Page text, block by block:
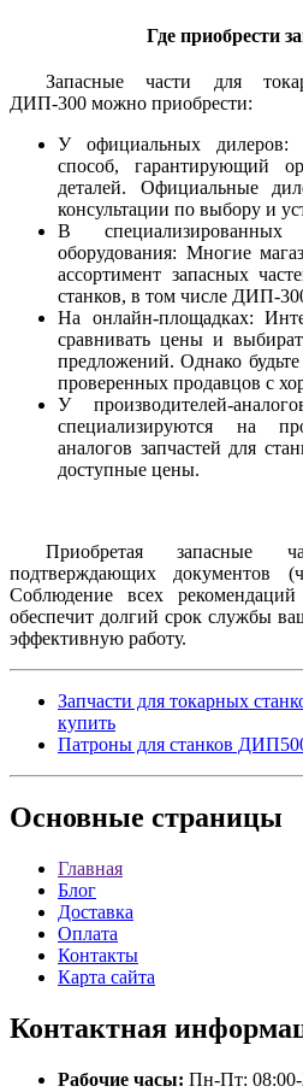
Где приобрести
Запасные части для
ДИП-300 можно приобрести:
У официальных дилеров:
способ, гарантирующий
деталей. Официальные
консультации по выбору и
В специализированных
оборудования: Многие
ассортимент запасных
станков, в том числе ДИП-
На онлайн-площадках:
сравнивать цены и
предложений. Однако
проверенных продавцов с
У производителей-
специализируются на
аналогов запчастей для
доступные цены.
Приобретая запасные
подтверждающих документов
Соблюдение всех
обеспечит долгий срок службы
эффективную работу.
Запчасти для токарных
купить
Патроны для станков
Основные страницы
Главная
Блог
Доставка
Оплата
Контакты
Карта сайта
Контактная
Рабочие часы: Пн-Пт: 08:00-